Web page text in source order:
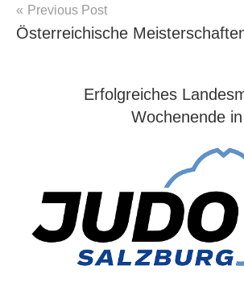
Allgemein
Beitragsnavigation
Previous Post
Österreichische
Erfolgreiches
Wochenende